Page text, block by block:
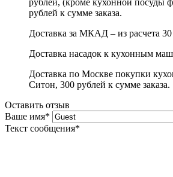
рублей к сумме заказа.
Доставка за МКАД – из расчета
Доставка насадок к кухонным
Доставка по Москве покупки
Ситон, 300 рублей к сумме заказа.
Оставить отзыв
Ваше имя*
Текст сообщения*